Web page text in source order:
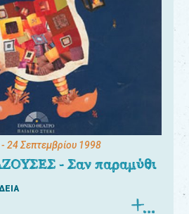
- 24 Σεπτεμβρίου 1998
- Σαν παραμύθι